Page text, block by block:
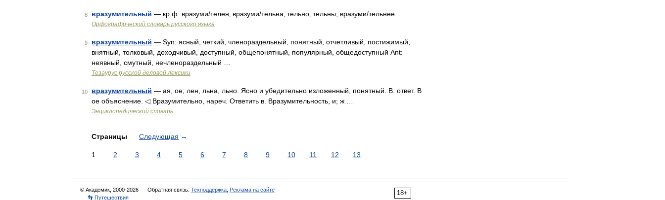
8 вразумительный — кр.ф. вразуми/телен‚ вразуми/тельна‚ тельно‚ тельны; вразуми/тельнее …
Орфографический словарь русского языка
9 вразумительный — Syn: ясный, четкий, членораздельный, понятный, отчетливый, постижимый,
внятный, толковый, доходчивый, доступный, общепонятный, популярный, общедоступный Ant:
неявный, смутный, нечленораздельный …
Тезаурус русской деловой лексики
10 вразумительный — ая, ое; лен, льна, льно. Ясно и убедительно изложенный; понятный. В. ответ. В
ое объяснение. ◁ Вразумительно, нареч. Ответить в. Вразумительность, и; ж …
Энциклопедический словарь
Страницы Следующая →
1 2 3 4 5 6 7 8 9 10 11 12 13
18+
© Академик, 2000-2026 Обратная связь: Техподдержка Реклама на сайте
👣 Путешествия